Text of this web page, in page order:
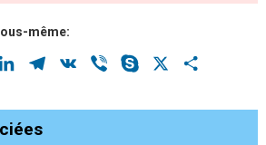
même:
LinkedInTelegram
VK Viber Skype